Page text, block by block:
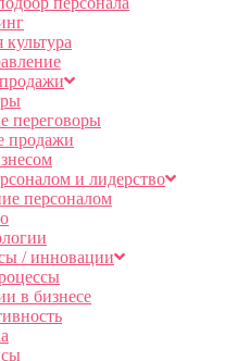
переговоры
продажи
и лидерство
персоналом
/ инновации
в бизнесе